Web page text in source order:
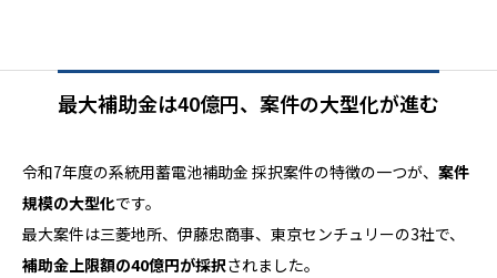
最大補助金は40億円、案件の大型化が進む
令和7年度の系統用蓄電池補助金 採択案件の特徴の一つが、 案件
規模の大型化です。
最大案件は三菱地所、伊藤忠商事、東京センチュリーの3社で、
補助金上限額の40億円が採択されました。